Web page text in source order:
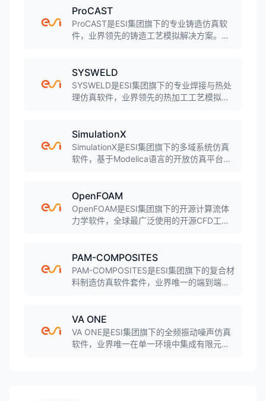
ProCAST
ProCAST是ESI集团旗下的专业铸造仿真软
件，业界领先的铸造工艺模拟解决方案。软
造、熔模铸造、连铸等，预测缩孔缩松、气
孔、裂纹、变形等缺陷。
SYSWELD
SYSWELD是ESI集团旗下的专业焊接与热处
理仿真软件，业界领先的热加工工艺模拟工
过程，预测残余应力、变形、组织变化和裂
纹等缺陷。
SimulationX
SimulationX是ESI集团旗下的多域系统仿真
软件，基于Modelica语言的开放仿真平台。
件和50多个模型库，广泛应用于机电一体化
系统设计和优化。
OpenFOAM
OpenFOAM是ESI集团旗下的开源计算流体
力学软件，全球最广泛使用的开源CFD工具
相流等多种物理场模拟，广泛应用于航空航
天、汽车、能源等领域。
PAM-COMPOSITES
PAM-COMPOSITES是ESI集团旗下的复合材
料制造仿真软件套件，业界唯一的端到端复
链，预测纤维取向、厚度分布、残余应力和
变形等制造缺陷。
VA ONE
VA ONE是ESI集团旗下的全频振动噪声仿真
软件，业界唯一在单一环境中集成有限元、